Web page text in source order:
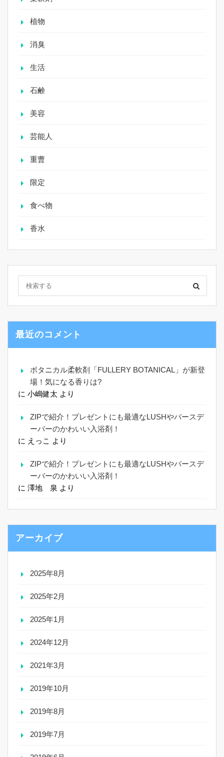
植物
消臭
生活
石鹸
美容
芸能人
重曹
限定
食べ物
香水
最近のコメント
ボタニカル柔軟剤「FULLERY BOTANICAL」が新登
場！気になる香りは?
に 小嶋健太 より
ZIPで紹介！プレゼントにも最適なLUSHやバースデ
ーバーのかわいい入浴剤！
に えっこ より
ZIPで紹介！プレゼントにも最適なLUSHやバースデ
ーバーのかわいい入浴剤！
に 澤地 泉 より
アーカイブ
2025年8月
2025年2月
2025年1月
2024年12月
2021年3月
2019年10月
2019年8月
2019年7月